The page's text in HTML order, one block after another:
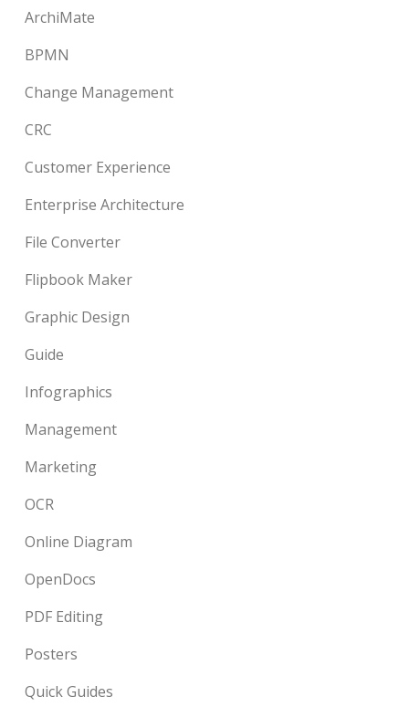
ArchiMate
BPMN
Change Management
CRC
Customer Experience
Enterprise Architecture
File Converter
Flipbook Maker
Graphic Design
Guide
Infographics
Management
Marketing
OCR
Online Diagram
OpenDocs
PDF Editing
Posters
Quick Guides